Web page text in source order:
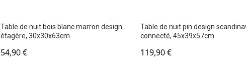
Table de nuit bois blanc marron design
étagère, 30x30x63cm
54,90€
Table de nuit pin design
connecté, 45x39x57cm
119,90€